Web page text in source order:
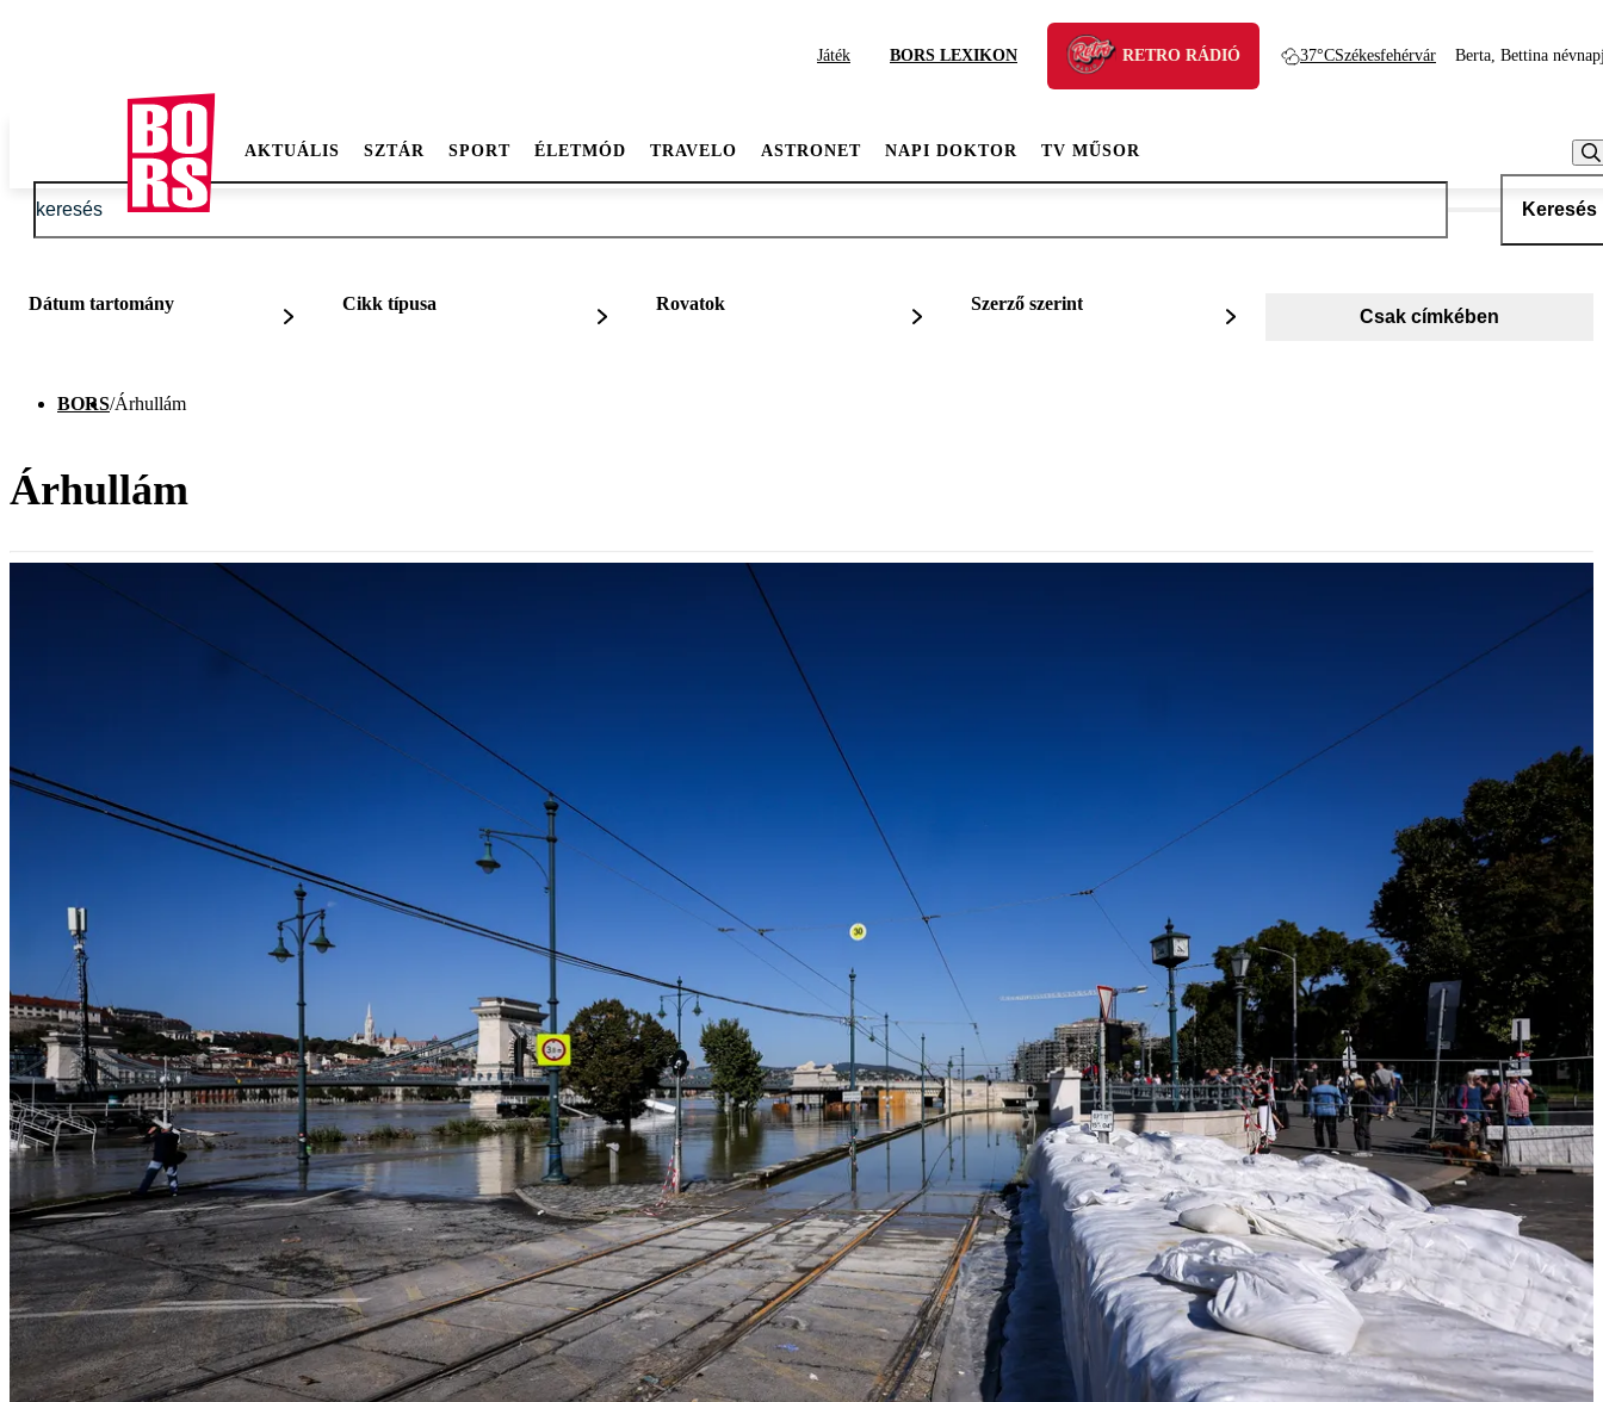
Játék BORS LEXIKON RETRO RÁDIÓ 37°CSzékesfehérvár Berta, Bettina
AKTUÁLIS SZTÁR SPORT ÉLETMÓD TRAVELO ASTRONET NAPI DOKTOR TV MŰSOR
Keresés
Dátum tartomány Cikk típusa Rovatok Szerző szerint
Csak címkében
BORS/Árhullám
Árhullám